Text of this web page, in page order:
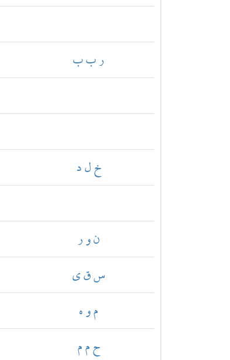
ر ب ب
خ ل د
ن و ر
س ق ي
م و ه
ح م م